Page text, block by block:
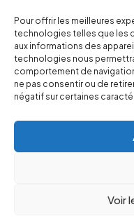
Pour offrir les meilleures
technologies telles que les
aux informations des
technologies nous
comportement de
ne pas consentir ou de
négatif sur certaines
Voir
©